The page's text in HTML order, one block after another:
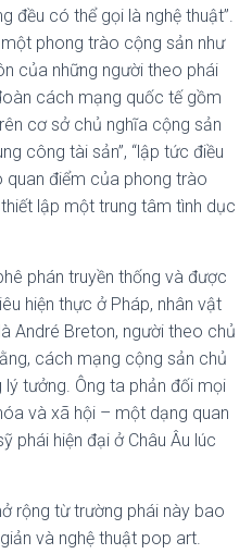
đều có thể gọi là nghệ thuật”.
phong trào cộng sản như
của những người theo phái
cách mạng quốc tế gồm
cơ sở chủ nghĩa cộng sản
công tài sản”, “lập tức điều
quan điểm của phong trào
lập một trung tâm tình dục
phán truyền thống và được
hiện thực ở Pháp, nhân vật
André Breton, người theo chủ
cách mạng cộng sản chủ
tưởng. Ông ta phản đối mọi
và xã hội – một dạng quan
phái hiện đại ở Châu Âu lúc
rộng từ trường phái này bao
và nghệ thuật pop art.